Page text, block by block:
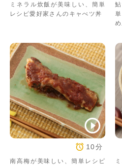
ミネラル炊飯が美味しい、簡単
レシピ愛好家さんのキャべツ丼
10分
南高梅が美味しい、簡単レシピ